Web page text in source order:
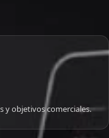
y objetivos comerciales.